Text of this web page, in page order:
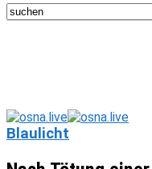
Blaulicht